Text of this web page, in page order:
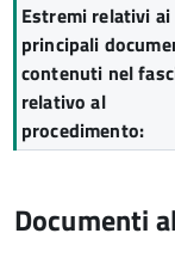
Estremi relativi ai
principali
contenuti nel
relativo al
procedimento:
Documenti